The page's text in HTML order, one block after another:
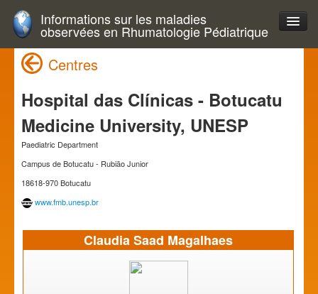
Informations sur les maladies
observées en Rhumatologie Pédiatrique
Centres
Hospital das Clínicas - Botucatu
Medicine University, UNESP
Paediatric Department
Campus de Botucatu - Rubião Junior
18618-970 Botucatu
www.fmb.unesp.br
Claudia Saad Magalhaes